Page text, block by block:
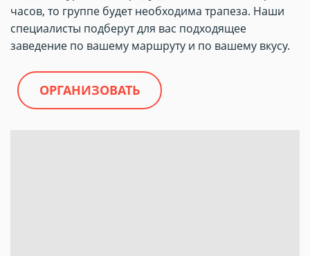
часов, то группе будет необходима трапеза. Наши
специалисты подберут для вас подходящее
заведение по вашему маршруту и по вашему вкусу.
ОРГАНИЗОВАТЬ